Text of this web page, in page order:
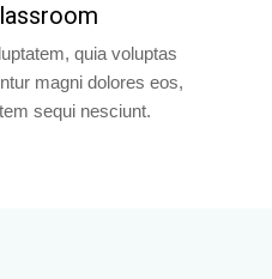
quia voluptas
magni dolores eos,
sequi nesciunt.